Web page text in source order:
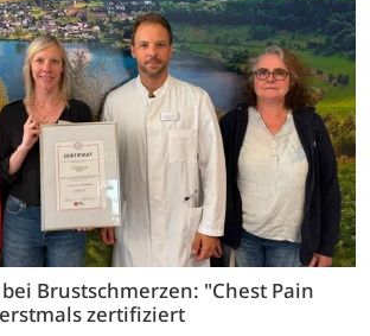
Brustschmerzen: "Chest Pain
zertifiziert